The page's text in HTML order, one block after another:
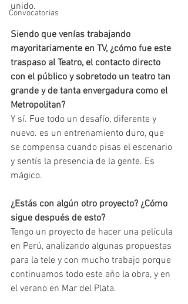
Convocatorias
unido.
Siendo que venías trabajando
mayoritariamente en TV, ¿cómo fue este
traspaso al Teatro, el contacto directo
con el público y sobretodo un teatro tan
grande y de tanta envergadura como el
Metropolitan?
Y sí. Fue todo un desafío, diferente y
nuevo. es un entrenamiento duro, que
se compensa cuando pisas el escenario
y sentís la presencia de la gente. Es
mágico.
¿Estás con algún otro proyecto? ¿Cómo
sigue después de esto?
Tengo un proyecto de hacer una película
en Perú, analizando algunas propuestas
para la tele y con mucho trabajo porque
continuamos todo este año la obra, y en
el verano en Mar del Plata.